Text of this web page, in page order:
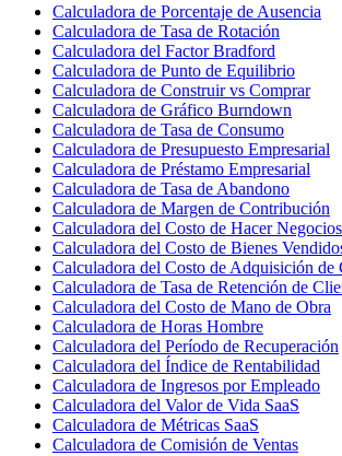
Calculadora de Porcentaje de Ausencia
Calculadora de Tasa de Rotación
Calculadora del Factor Bradford
Calculadora de Punto de Equilibrio
Calculadora de Construir vs Comprar
Calculadora de Gráfico Burndown
Calculadora de Tasa de Consumo
Calculadora de Presupuesto Empresarial
Calculadora de Préstamo Empresarial
Calculadora de Tasa de Abandono
Calculadora de Margen de Contribución
Calculadora del Costo de Hacer Negocios
Calculadora del Costo de Bienes
Calculadora del Costo de Adquisición de
Calculadora de Tasa de Retención de
Calculadora del Costo de Mano de Obra
Calculadora de Horas Hombre
Calculadora del Período de Recuperación
Calculadora del Índice de Rentabilidad
Calculadora de Ingresos por Empleado
Calculadora del Valor de Vida SaaS
Calculadora de Métricas SaaS
Calculadora de Comisión de Ventas